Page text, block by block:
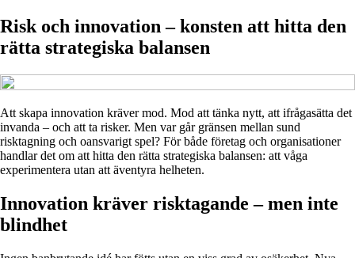
Risk och innovation – konsten att hitta den
rätta strategiska balansen
Att skapa innovation kräver mod. Mod att tänka nytt, att ifrågasätta det
invanda – och att ta risker. Men var går gränsen mellan sund
risktagning och oansvarigt spel? För både företag och organisationer
handlar det om att hitta den rätta strategiska balansen: att våga
experimentera utan att äventyra helheten.
Innovation kräver risktagande – men inte
blindhet